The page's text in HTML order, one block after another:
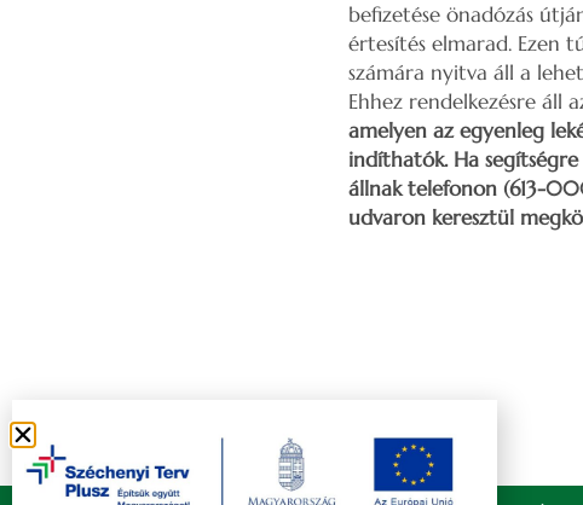
befizetése önadózás
értesítés elmarad. Ezen
számára nyitva áll a
Ehhez rendelkezésre áll
amelyen az egyenleg
indíthatók. Ha
állnak telefonon (613-
udvaron keresztül